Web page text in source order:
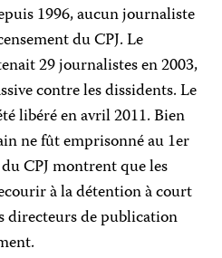
1996, aucun journaliste
du CPJ. Le
29 journalistes en 2003,
contre les dissidents. Le
libéré en avril 2011. Bien
ne fût emprisonné au 1er
CPJ montrent que les
à la détention à court
directeurs de publication